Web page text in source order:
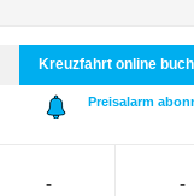
Kreuzfahrt online
Preisalarm
- -